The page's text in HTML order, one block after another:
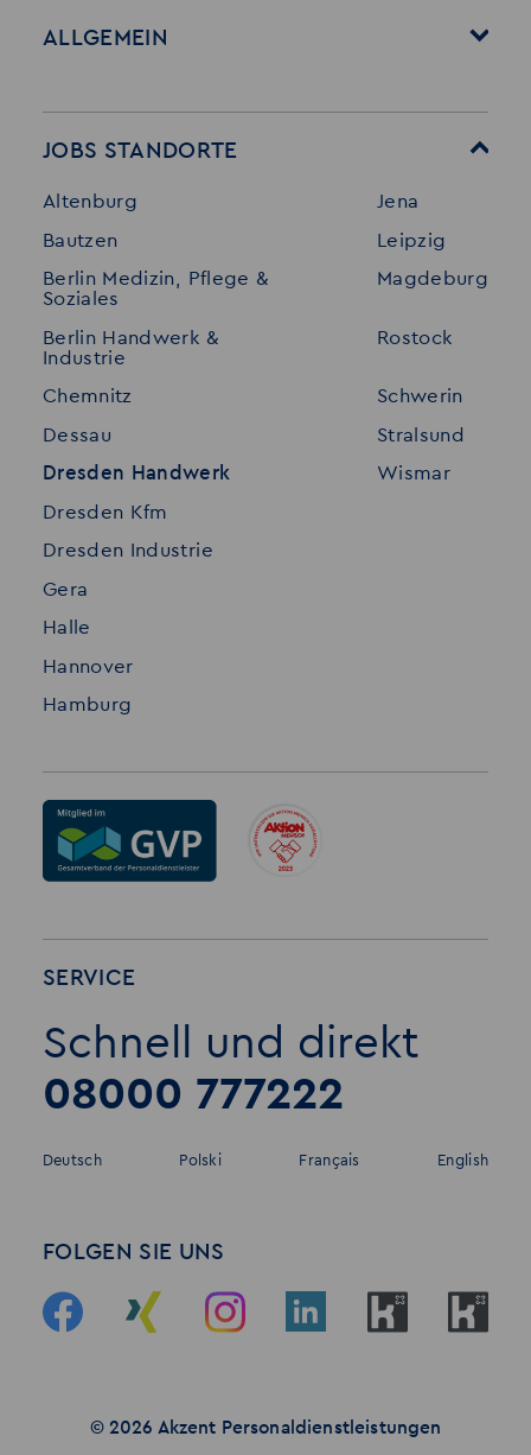
ALLGEMEIN
Stellenangebote
Initiativ bewerben
Merkzettel
Standorte
Referenzen
Interne Jobs
Datenschutz
Impressum
JOBS STANDORTE
Altenburg
Bautzen
Berlin Medizin, Pflege &
Soziales
Berlin Handwerk &
Industrie
Chemnitz
Dessau
Dresden Handwerk
Dresden Kfm
Dresden Industrie
Gera
Halle
Hannover
Hamburg
Jena
Leipzig
Magdeburg
Rostock
Schwerin
Stralsund
Wismar
SERVICE
Schnell und direkt
08000 777222
Deutsch Polski Français English
FOLGEN SIE UNS
© 2026 Akzent Personaldienstleistungen